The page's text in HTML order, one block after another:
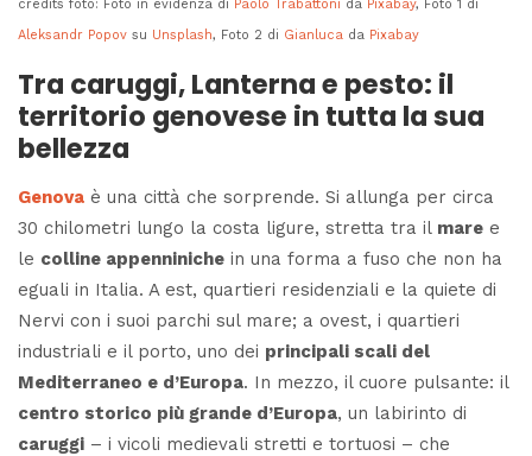
credits foto: Foto in evidenza di Paolo Trabattoni da Pixabay, Foto 1 di
Aleksandr Popov su Unsplash, Foto 2 di Gianluca da Pixabay
Tra caruggi, Lanterna e pesto: il
territorio genovese in tutta la sua
bellezza
Genova è una città che sorprende. Si allunga per circa
30 chilometri lungo la costa ligure, stretta tra il mare e
le colline appenniniche in una forma a fuso che non ha
eguali in Italia. A est, quartieri residenziali e la quiete di
Nervi con i suoi parchi sul mare; a ovest, i quartieri
industriali e il porto, uno dei principali scali del
Mediterraneo e d’Europa. In mezzo, il cuore pulsante: il
centro storico più grande d’Europa, un labirinto di
caruggi – i vicoli medievali stretti e tortuosi – che